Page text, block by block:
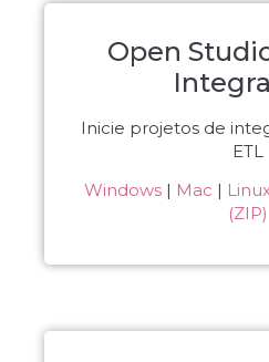
Open
Inicie projetos de
ETL
Windows| Mac |
(ZIP)